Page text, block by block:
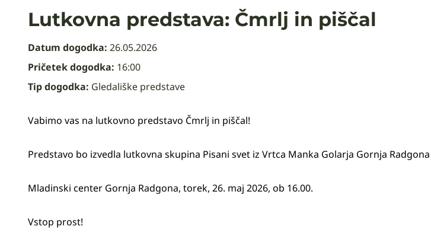
Lutkovna predstava: Čmrlj in piščal
Datum dogodka: 26.05.2026
Pričetek dogodka: 16:00
Tip dogodka: Gledališke predstave
Vabimo vas na lutkovno predstavo Čmrlj in piščal!
Predstavo bo izvedla lutkovna skupina Pisani svet iz Vrtca Manka Golarja Gornja Radgona
Mladinski center Gornja Radgona, torek, 26. maj 2026, ob 16.00.
Vstop prost!